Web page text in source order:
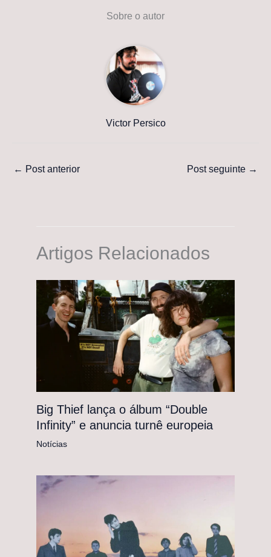
Sobre o autor
Victor Persico
← Post anterior Post seguinte →
Artigos Relacionados
Big Thief lança o álbum “Double
Infinity” e anuncia turnê europeia
Notícias